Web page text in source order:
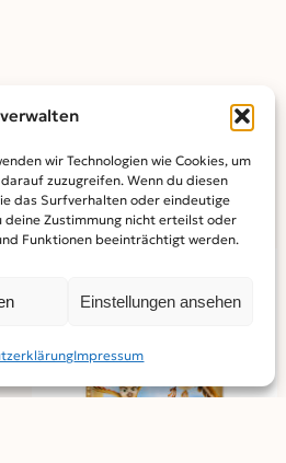
wir Technologien wie Cookies, um
zuzugreifen. Wenn du diesen
das Surfverhalten oder eindeutige
deine Zustimmung nicht erteilst oder
Funktionen beeinträchtigt werden.
Einstellungen ansehen
Impressum
ausfüllen und bis